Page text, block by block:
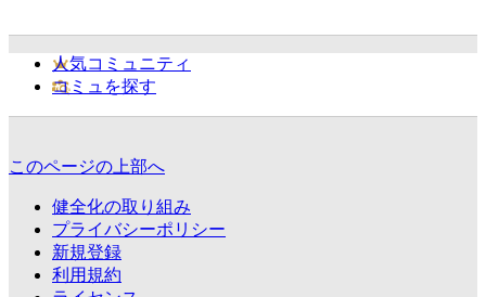
人気コミュニティ
コミュを探す
このページの上部へ
健全化の取り組み
プライバシーポリシー
新規登録
利用規約